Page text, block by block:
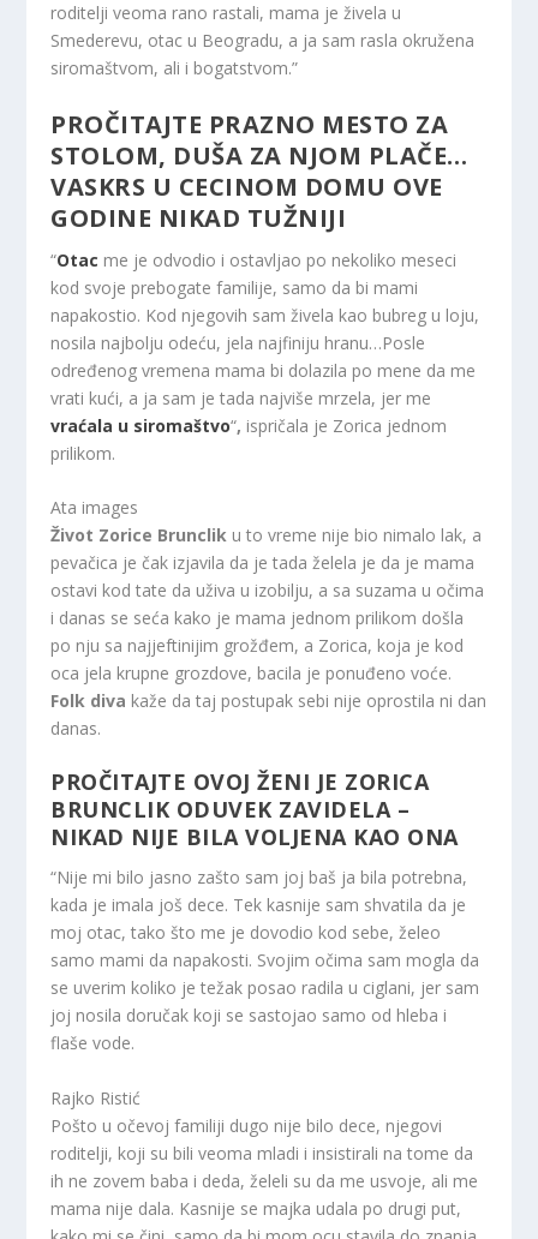
roditelji veoma rano rastali, mama je živela u
Smederevu, otac u Beogradu, a ja sam rasla okružena
siromaštvom, ali i bogatstvom.”
PROČITAJTE PRAZNO MESTO ZA
STOLOM, DUŠA ZA NJOM PLAČE…
VASKRS U CECINOM DOMU OVE
GODINE NIKAD TUŽNIJI
“Otac me je odvodio i ostavljao po nekoliko meseci
kod svoje prebogate familije, samo da bi mami
napakostio. Kod njegovih sam živela kao bubreg u loju,
nosila najbolju odeću, jela najfiniju hranu…Posle
određenog vremena mama bi dolazila po mene da me
vrati kući, a ja sam je tada najviše mrzela, jer me
vraćala u siromaštvo“, ispričala je Zorica jednom
prilikom.
Ata images
Život Zorice Brunclik u to vreme nije bio nimalo lak, a
pevačica je čak izjavila da je tada želela je da je mama
ostavi kod tate da uživa u izobilju, a sa suzama u očima
i danas se seća kako je mama jednom prilikom došla
po nju sa najjeftinijim grožđem, a Zorica, koja je kod
oca jela krupne grozdove, bacila je ponuđeno voće.
Folk diva kaže da taj postupak sebi nije oprostila ni dan
danas.
PROČITAJTE OVOJ ŽENI JE ZORICA
BRUNCLIK ODUVEK ZAVIDELA –
NIKAD NIJE BILA VOLJENA KAO ONA
“Nije mi bilo jasno zašto sam joj baš ja bila potrebna,
kada je imala još dece. Tek kasnije sam shvatila da je
moj otac, tako što me je dovodio kod sebe, želeo
samo mami da napakosti. Svojim očima sam mogla da
se uverim koliko je težak posao radila u ciglani, jer sam
joj nosila doručak koji se sastojao samo od hleba i
flaše vode.
Rajko Ristić
Pošto u očevoj familiji dugo nije bilo dece, njegovi
roditelji, koji su bili veoma mladi i insistirali na tome da
ih ne zovem baba i deda, želeli su da me usvoje, ali me
mama nije dala. Kasnije se majka udala po drugi put,